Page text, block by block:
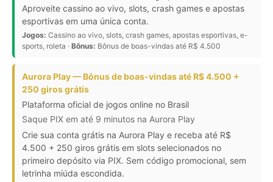
Aproveite cassino ao vivo, slots, crash games e apostas
esportivas em uma única conta.
Jogos: Cassino ao vivo, slots, crash games, apostas esportivas, e-
sports, roleta · Bônus: Bônus de boas-vindas até R$ 4.500
Aurora Play — Bônus de boas-vindas até R$ 4.500 +
250 giros grátis
Plataforma oficial de jogos online no Brasil
Saque PIX em até 9 minutos na Aurora Play
Crie sua conta grátis na Aurora Play e receba até R$
4.500 + 250 giros grátis em slots selecionados no
primeiro depósito via PIX. Sem código promocional, sem
letrinha miúda escondida.